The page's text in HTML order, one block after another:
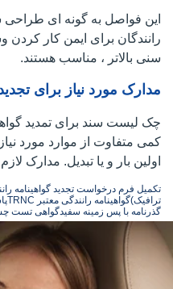
این فواصل به گونه ای
رانندگان برای ایمن کار کردن
سنی بالاتر ، مناسب هستند.
مدارک مورد نیاز برای
کمی متفاوت از موارد مورد
اولین بار و یا تبدیل. مدارک
تکمیل فرم درخواست تجدید گواهینامه
ترافیک)گواهینامه رانندگی معتبر TRNC
گذرنامه با پس زمینه سفیدگواهی تست چشم